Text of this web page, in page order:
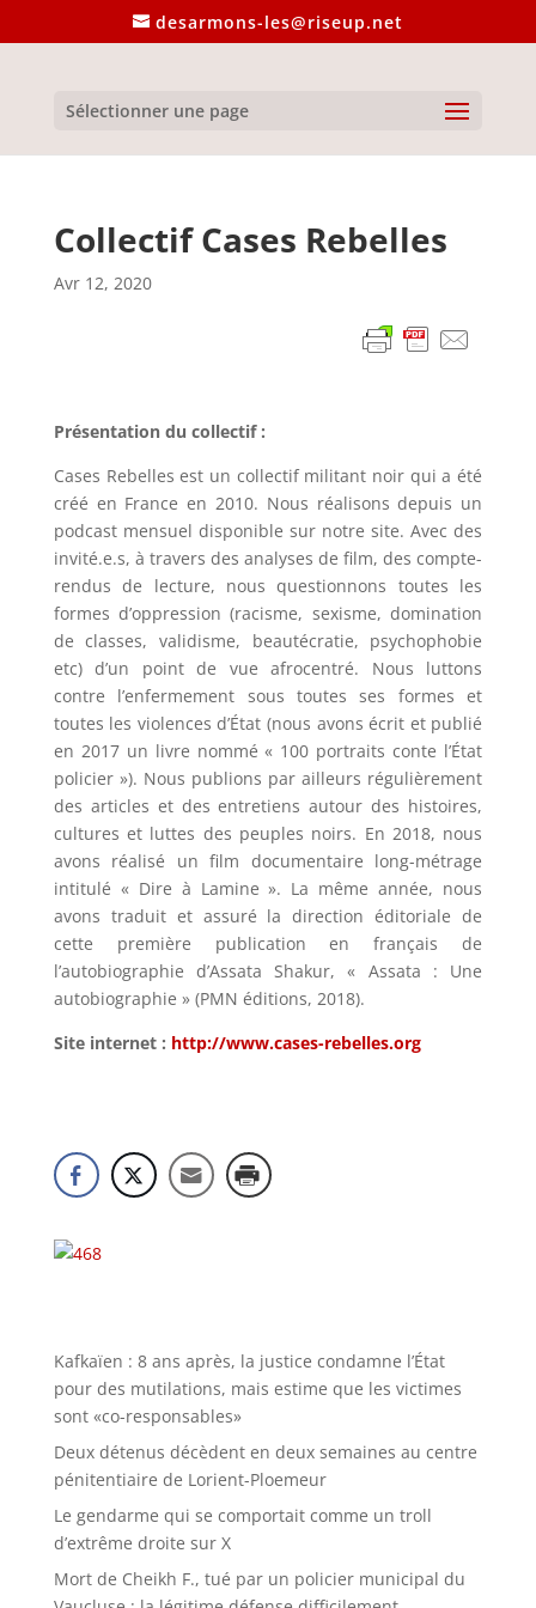
desarmons-les@riseup.net
Sélectionner une page
Collectif Cases Rebelles
Avr 12, 2020
Présentation du collectif :
Cases Rebelles est un collectif militant noir qui a été
créé en France en 2010. Nous réalisons depuis un
podcast mensuel disponible sur notre site. Avec des
invité.e.s, à travers des analyses de film, des compte-
rendus de lecture, nous questionnons toutes les
formes d’oppression (racisme, sexisme, domination
de classes, validisme, beautécratie, psychophobie
etc) d’un point de vue afrocentré. Nous luttons
contre l’enfermement sous toutes ses formes et
toutes les violences d’État (nous avons écrit et publié
en 2017 un livre nommé « 100 portraits conte l’État
policier »). Nous publions par ailleurs régulièrement
des articles et des entretiens autour des histoires,
cultures et luttes des peuples noirs. En 2018, nous
avons réalisé un film documentaire long-métrage
intitulé « Dire à Lamine ». La même année, nous
avons traduit et assuré la direction éditoriale de
cette première publication en français de
l’autobiographie d’Assata Shakur, « Assata : Une
autobiographie » (PMN éditions, 2018).
Site internet : http://www.cases-rebelles.org
Kafkaïen : 8 ans après, la justice condamne l’État
pour des mutilations, mais estime que les victimes
sont «co-responsables»
Deux détenus décèdent en deux semaines au centre
pénitentiaire de Lorient-Ploemeur
Le gendarme qui se comportait comme un troll
d’extrême droite sur X
Mort de Cheikh F., tué par un policier municipal du